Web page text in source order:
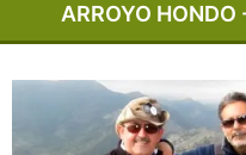
ARROYO HONDO